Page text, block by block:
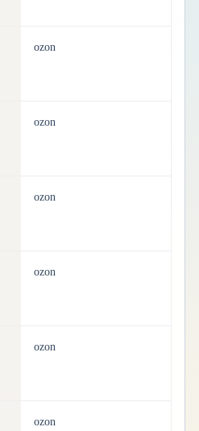
ozon
ozon
ozon
ozon
ozon
ozon